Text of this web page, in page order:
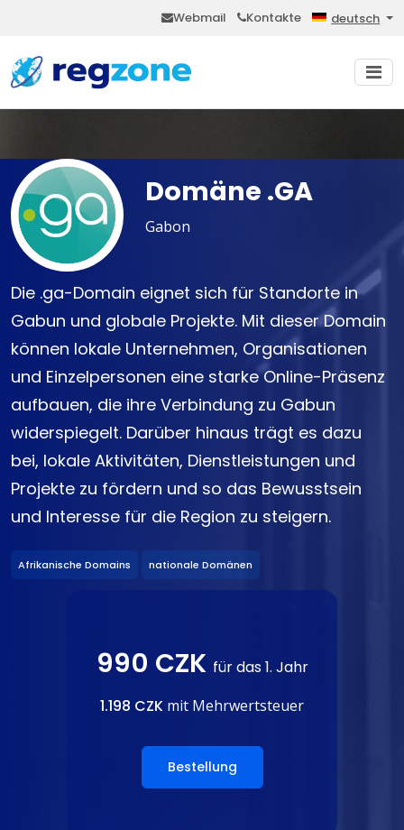
Webmail Kontakte deutsch
Domäne .GA
Gabon
Die .ga-Domain eignet sich für Standorte in
Gabun und globale Projekte. Mit dieser Domain
können lokale Unternehmen, Organisationen
und Einzelpersonen eine starke Online-Präsenz
aufbauen, die ihre Verbindung zu Gabun
widerspiegelt. Darüber hinaus trägt es dazu
bei, lokale Aktivitäten, Dienstleistungen und
Projekte zu fördern und so das Bewusstsein
und Interesse für die Region zu steigern.
Afrikanische Domains nationale Domänen
990 CZK für das 1. Jahr
1.198 CZK mit Mehrwertsteuer
Bestellung